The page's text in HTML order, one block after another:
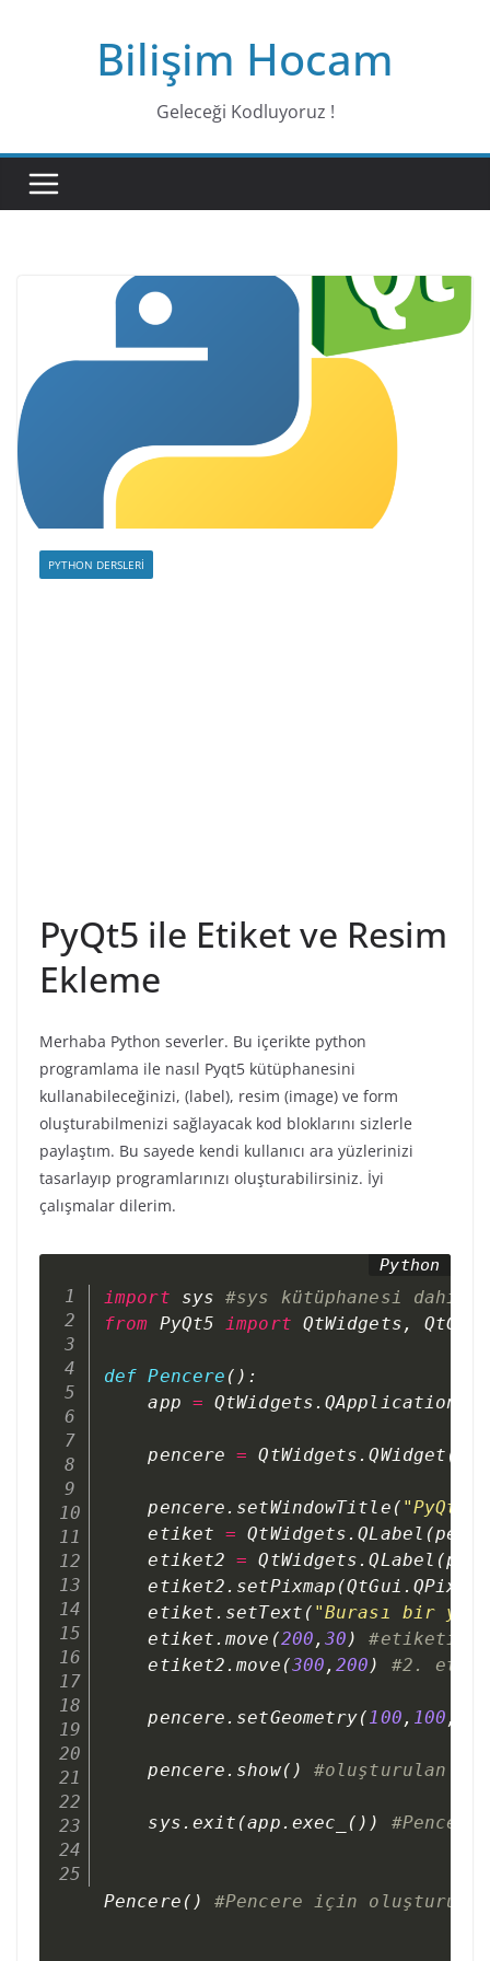
Bilişim Hocam
Geleceği Kodluyoruz !
PYTHON DERSLERI
PyQt5 ile Etiket ve Resim
Ekleme
Merhaba Python severler. Bu içerikte python
programlama ile nasıl Pyqt5 kütüphanesini
kullanabileceğinizi, (label), resim (image) ve form
oluşturabilmenizi sağlayacak kod bloklarını sizlerle
paylaştım. Bu sayede kendi kullanıcı ara yüzlerinizi
tasarlayıp programlarınızı oluşturabilirsiniz. İyi
çalışmalar dilerim.
import sys #sys kütüphanesi dahil
from PyQt5 import QtWidgets , QtGui
def Pencere ( ) :
    app
= QtWidgets .QApplication
    pencere
= QtWidgets .QWidget (
    pencere
. setWindowTitle ( "PyQt5
    etiket
= QtWidgets .QLabel (
    etiket2
= QtWidgets .QLabel (
    etiket2
. setPixmap (QtGui . QPixmap
    etiket
. setText ( "Burası bir
    etiket
.move (200 ,30)
#etiketi
    etiket2
.move (300 ,200) #2.
    pencere
. setGeometry(100 , 100 ,
    pencere
. show( ) #oluşturulan
    sys
. exit (app . exec_ ( ) )
Pencere ( ) #Pencere için